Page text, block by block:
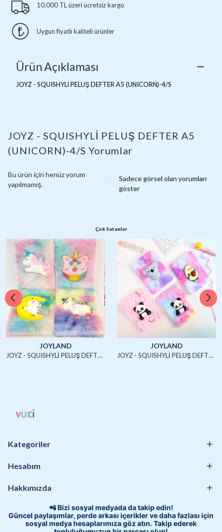
10.000 TL üzeri ücretsiz kargo
Uygun fiyatlı kaliteli ürünler
Ürün Açıklaması
JOYZ - SQUISHYLİ PELUŞ DEFTER A5 (UNICORN)-4/S
JOYZ - SQUISHYLİ PELUŞ DEFTER A5
(UNICORN)-4/S Yorumlar
Bu ürün için henüz yorum
yapılmamış.
Sadece görsel olan yorumları
göster
Çok Satanlar
JOYLAND
JOYZ - SQUISHYLİ PELUŞ DEFTER A5 (UNICORN2)-4/S
JOYLAND
JOYZ - SQUISHYLİ PELUŞ DEFTER A5 (HAYVANLAR)-4/S
Kategoriler
Hesabım
Hakkımızda
📲 Bizi sosyal medyada da takip edin!
Güncel paylaşımlar, perde arkası içerikler ve daha fazlası için
sosyal medya hesaplarımıza göz atın. Takip ederek